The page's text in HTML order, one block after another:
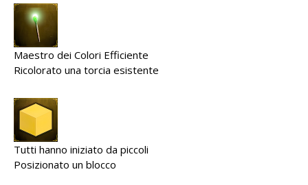
Maestro dei Colori Efficiente
Ricolorato una torcia esistente
Tutti hanno iniziato da piccoli
Posizionato un blocco